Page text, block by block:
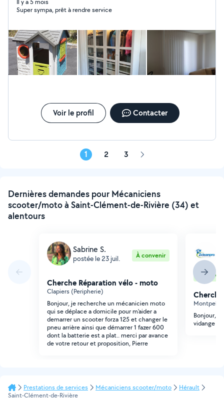
différentes sollicitations! À très bientôt!
Il y a 5 mois
Super sympa, prêt à rendre service
Voir le profil Contacter
1 2 3 Page
Dernières demandes pour Mécaniciens
scooter/moto à Saint-Clément-de-Rivière (34) et
alentours
Sabrine S.
postée le 23 juil. À convenir
Cherche Réparation vélo - moto
Clapiers (Peripherie)
Bonjour, je recherche un mécanicien moto
qui se déplace a domicile pour m'aider a
demarrer un scooter forza 125 et changer le
pneu arrière ainsi que démarrer 1 fazer 600
dont la batterie est a plat.. merci par avance
de votre retour et proposition, Pierre
Sur devis
Bonjour,
vidange
Prestations de services Mécaniciens scooter/moto
Hérault
Saint-Clément-de-Rivière